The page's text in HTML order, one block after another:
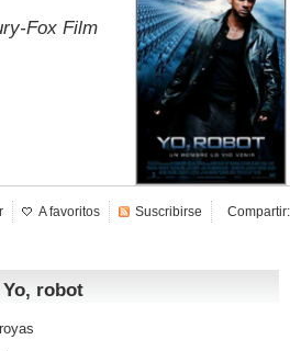
Fox Film
Compartir:
A favoritos Suscribirse
robot